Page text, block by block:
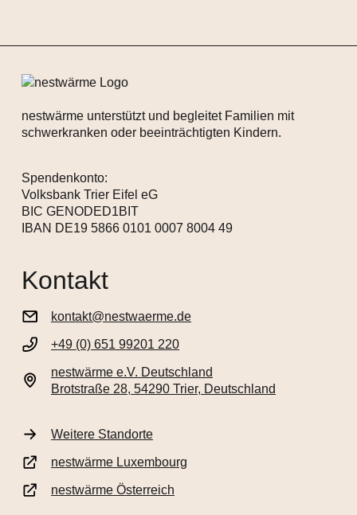
nestwärme unterstützt und begleitet Familien mit
schwerkranken oder beeinträchtigten Kindern.
Spendenkonto:
Volksbank Trier Eifel eG
BIC GENODED1BIT
IBAN DE19 5866 0101 0007 8004 49
Kontakt
kontakt@nestwaerme.de
+49 (0) 651 99201 220
nestwärme e.V. Deutschland
Brotstraße 28, 54290 Trier, Deutschland
Weitere Standorte
nestwärme Luxembourg
nestwärme Österreich